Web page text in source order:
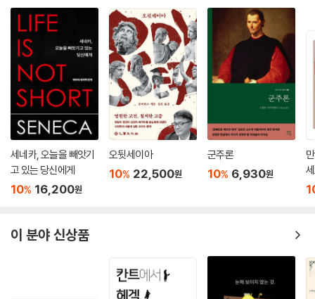
---「제4장 대지진」중에서
사실 사르트르는 이데올로기 투쟁의 무대에서 각광을 받으면서 빠르게 당
대의 무시할 수 없는 거물(일종의 어찌해 볼 수 없는 죄를 벌하는 운명의
사자)이 되었고, 아롱은 무대 뒤에 있게 된다. 어떤 이들은 아롱을 ‘역사’의
심오한 의미를 파악하지 못한 채 그 흐름을 거스르는 자로 여겼다. 또 어떤
이들은 그와는 반대로 그를 같은 ‘역사’에 의해 항상 확인되는 예언을 하는
카산드라로 여기기도 했다. 그도 그럴 것이 여기에서 문제가 되는 것은 항
상 ‘역사’와의 관계였기 때문이다. 그리고 결국 두 사람 사이의 우정을 폭발
시켜 버린 것은 아롱의 ‘역사’에 대한 해석이었다.
어쨌든 사르트르와 아롱에게도 이 시기는 중요했다. 사르트르에게는 분명
히 반식민주의가 그의 가장 두드러진 참여였고, 게다가 사르트르라는 인간
은 알제리라고 하는 기호 아래에서 정치에 눈을 뜬 새로운 세대에 큰 영향
을 주게 된다. 아롱으로 말하자면, 그는 알제리의 독립을 내세우면서 어울
(Raymond Aron avait raison. Helas!)」. “사르트르와 함께 틀리는 것
이 아롱과 같이 옳은 것보다 낫다(Plutot avoir tort avec Sartre que r
aison avec Aron)”던 전 세기의 외침이 침묵 속에 침잠되는 순간이었다.
두 지식인에 대한 평가가 완전히 반전된 것이다. 이러한 평가의 반전에는
‘역사’의 움직임이 크게 작용했다. 그렇게 ‘역사’의 영향을 받은 두 지식인
은 역사에 영향을 끼쳤고, 다시 역사로부터 영향을 받았다.
그러나 이런 평가의 반전에도 불구하고 지금 이 두 지식인의 길에 대해 옳
고 그름을 판단하는 것은 섣부른 일이다. 정몽주와 정도전의 길 중 어느 쪽
이 옳았는가에 대해서 쉽게 답할 수 없는 것처럼, 아롱과 사르트르 중 누가
옳았는가에 대해서 쉽게 답할 수는 없다. 그렇기에 이 책이 시도하는 것 역
시 누가 옳았는지를 밝히는 것이 아니다. 우리가 시도할 수 있는 것은 단지,
한 일이다. 그렇다면 우리는 왜 누가 옳았는지 밝힐 수 없음에도 그 둘의 이
야기를 종합해야 하는가? 그것은 바로, 어느 때에 누가 옳은 것으로 판정
세네카, 오늘을 빼앗기
고 있는 당신에게
10% 16,200원
오뒷세이아
10% 22,500원
군주론
10% 6,930원
이 분야 신상품